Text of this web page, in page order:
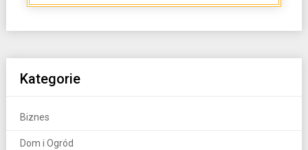
Kategorie
Biznes
Dom i Ogród